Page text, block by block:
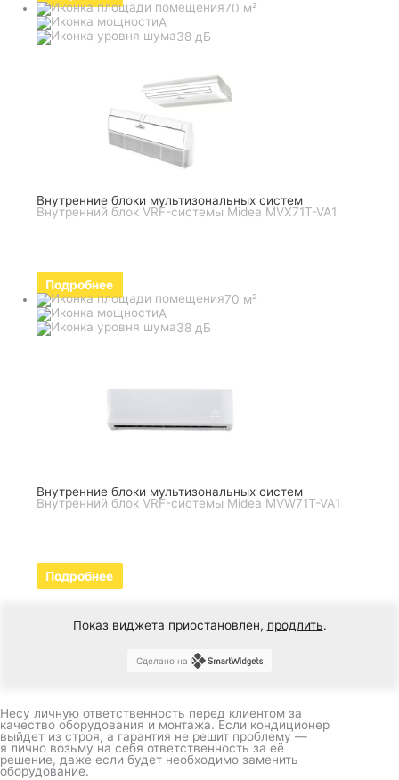
70 м²
A
38 дБ
Внутренние блоки мультизональных систем
Внутренний блок VRF-системы Midea MVX71T-VA1
Подробнее
70 м²
A
38 дБ
Внутренние блоки мультизональных систем
Внутренний блок VRF-системы Midea MVW71T-VA1
Подробнее
Показ виджета приостановлен, продлить.
Сделано на
Несу личную ответственность перед клиентом за
качество оборудования и монтажа. Если кондиционер
выйдет из строя, а гарантия не решит проблему —
я лично возьму на себя ответственность за её
решение, даже если будет необходимо заменить
оборудование.